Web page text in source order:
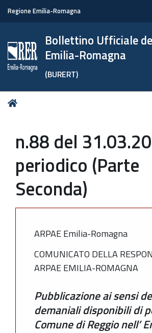
Regione Emilia-Romagna
Bollettino Ufficiale
Emilia-Romagna
(BURERT)
Tu
n.88 del
periodico (Parte
Seconda)
ARPAE Emilia-Romagna
COMUNICATO DELLA
ARPAE EMILIA-ROMAGNA
Pubblicazione ai sensi
demaniali disponibili di
Comune di Reggio nell’